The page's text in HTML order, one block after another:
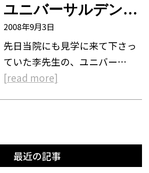
ユニバーサルデンタルクリニック開院
2008年9月3日
先日当院にも見学に来て下さっ
ていた李先生の、ユニバー…
[read more]
最近の記事